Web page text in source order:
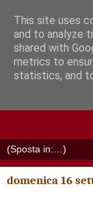
domenica 16
This site uses
and to analyze
shared with
metrics to
statistics, and